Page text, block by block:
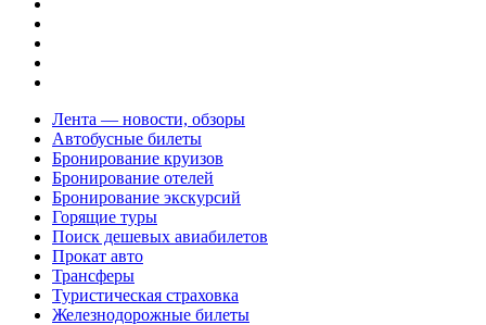
Лента — новости, обзоры
Автобусные билеты
Бронирование круизов
Бронирование отелей
Бронирование экскурсий
Горящие туры
Поиск дешевых авиабилетов
Прокат авто
Трансферы
Туристическая страховка
Железнодорожные билеты